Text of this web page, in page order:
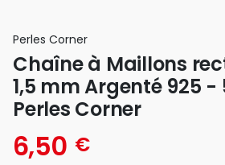
Perles Corner
Chaîne à Maillons
1,5 mm Argenté 925
Perles Corner
6,50 €